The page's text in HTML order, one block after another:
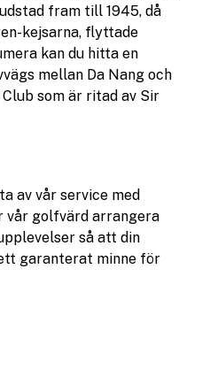
fram till 1945, då
kejsarna, flyttade
kan du hitta en
mellan Da Nang och
som är ritad av Sir
av vår service med
vår golfvärd arrangera
så att din
garanterat minne för